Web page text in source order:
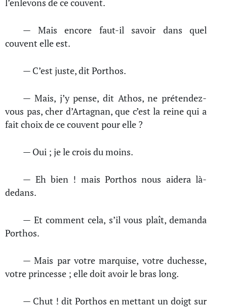
l’enlevons de ce couvent.
— Mais encore faut-il savoir dans quel
couvent elle est.
— C’est juste, dit Porthos.
— Mais, j’y pense, dit Athos, ne prétendez-
vous pas, cher d’Artagnan, que c’est la reine qui a
fait choix de ce couvent pour elle ?
— Oui ; je le crois du moins.
— Eh bien ! mais Porthos nous aidera là-
dedans.
— Et comment cela, s’il vous plaît, demanda
Porthos.
— Mais par votre marquise, votre duchesse,
votre princesse ; elle doit avoir le bras long.
— Chut ! dit Porthos en mettant un doigt sur